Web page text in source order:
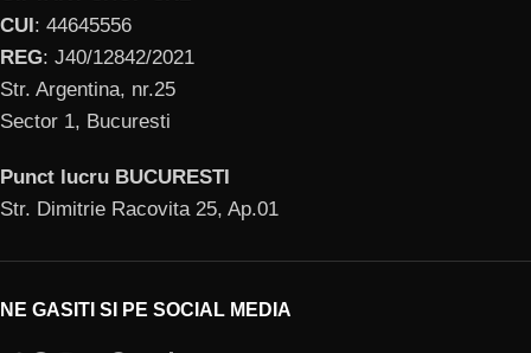
CUI: 44645556
REG: J40/12842/2021
Str. Argentina, nr.25
Sector 1, Bucuresti
Punct lucru BUCURESTI
Str. Dimitrie Racovita 25, Ap.01
NE GASITI SI PE SOCIAL MEDIA